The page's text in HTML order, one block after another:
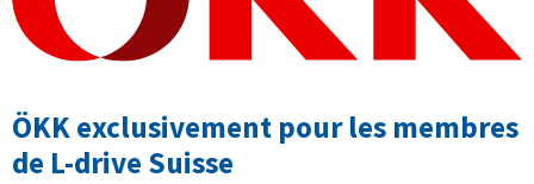
ÖKK exclusivement pour les membres
de L-drive Suisse